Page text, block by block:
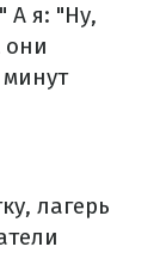
А я: "Ну,
они
лагерь